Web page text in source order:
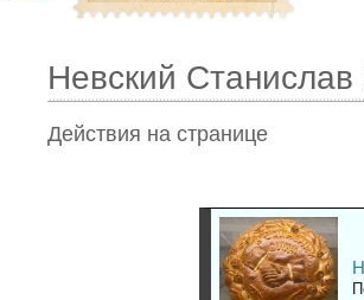
Невский Станислав
Действия на странице